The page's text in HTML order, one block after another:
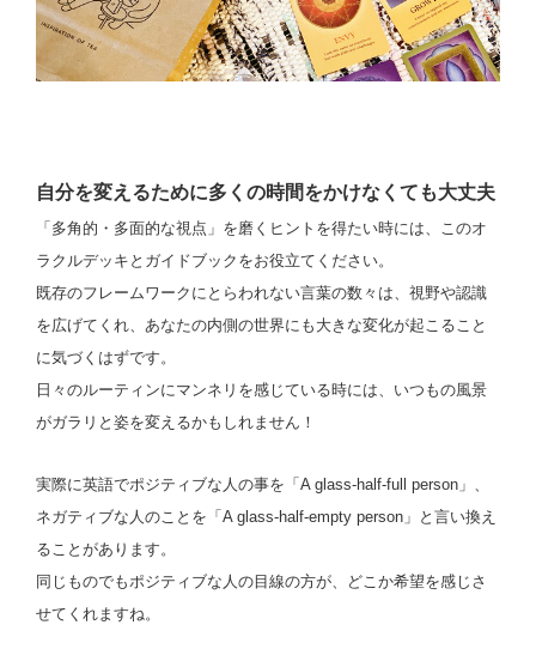
自分を変えるために多くの時間をかけなくても大丈夫
「多角的・多面的な視点」を磨くヒントを得たい時には、このオ
ラクルデッキとガイドブックをお役立てください。
既存のフレームワークにとらわれない言葉の数々は、視野や認識
を広げてくれ、あなたの内側の世界にも大きな変化が起こること
に気づくはずです。
日々のルーティンにマンネリを感じている時には、いつもの風景
がガラリと姿を変えるかもしれません！
実際に英語でポジティブな人の事を「A glass-half-full person」、
ネガティブな人のことを「A glass-half-empty person」と言い換え
ることがあります。
同じものでもポジティブな人の目線の方が、どこか希望を感じさ
せてくれますね。